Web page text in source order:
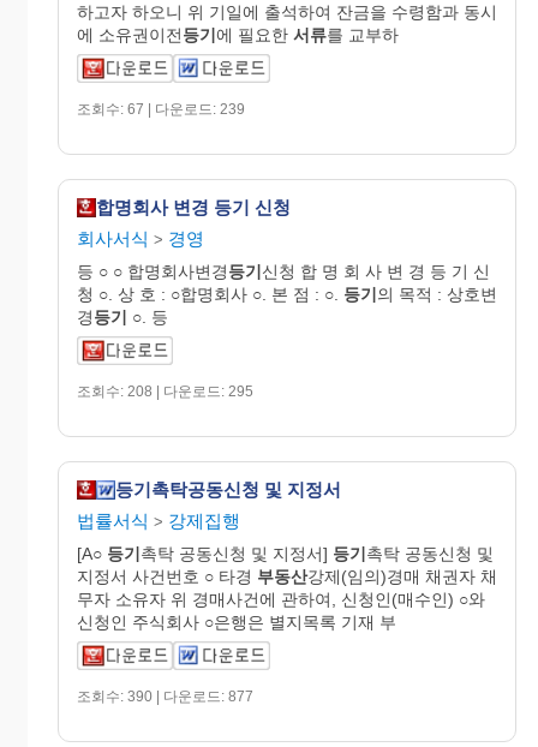
하고자 하오니 위 기일에 출석하여 잔금을 수령함과 동시
에 소유권이전등기에 필요한 서류를 교부하
조회수: 67 | 다운로드: 239
합명회사 변경 등기 신청
회사서식 > 경영
등 ○ ○ 합명회사변경등기신청 합 명 회 사 변 경 등 기 신
청 ○. 상 호 : ○합명회사 ○. 본 점 : ○. 등기의 목적 : 상호변
경등기 ○. 등
조회수: 208 | 다운로드: 295
등기촉탁공동신청 및 지정서
법률서식 > 강제집행
[A○ 등기촉탁 공동신청 및 지정서] 등기촉탁 공동신청 및
지정서 사건번호 ○ 타경 부동산강제(임의)경매 채권자 채
무자 소유자 위 경매사건에 관하여, 신청인(매수인) ○와
신청인 주식회사 ○은행은 별지목록 기재 부
조회수: 390 | 다운로드: 877